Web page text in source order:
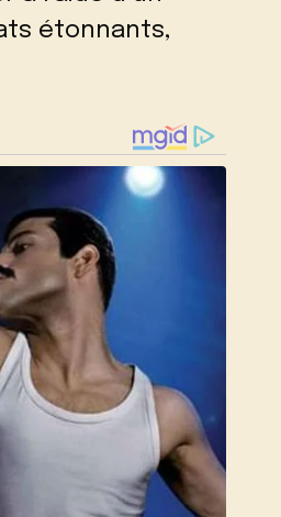
étonnants,